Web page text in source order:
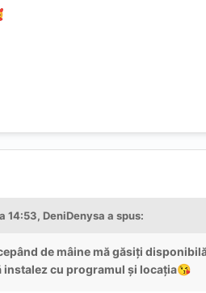
14:53, DeniDenysa a spus:
de mâine mă găsiți
instalez cu programul și locația😘